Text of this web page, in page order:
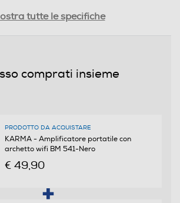
tutte le specifiche
comprati insieme
PRODOTTO DA ACQUISTARE
KARMA - Amplificatore portatile con
archetto wifi BM 541-Nero
€ 49,90